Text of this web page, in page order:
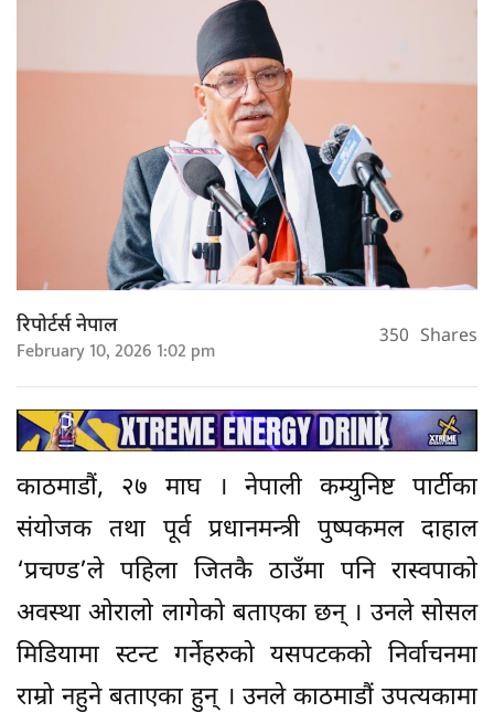
रिपोर्टर्स नेपाल
February 10, 2026 1:02 pm 350 Shares
काठमाडौं, २७ माघ । नेपाली कम्युनिष्ट पार्टीका
संयोजक तथा पूर्व प्रधानमन्त्री पुष्पकमल दाहाल
‘प्रचण्ड’ले पहिला जितकै ठाउँमा पनि रास्वपाको
अवस्था ओरालो लागेको बताएका छन् । उनले सोसल
मिडियामा स्टन्ट गर्नेहरुको यसपटकको निर्वाचनमा
राम्रो नहुने बताएका हुन् । उनले काठमाडौं उपत्यकामा